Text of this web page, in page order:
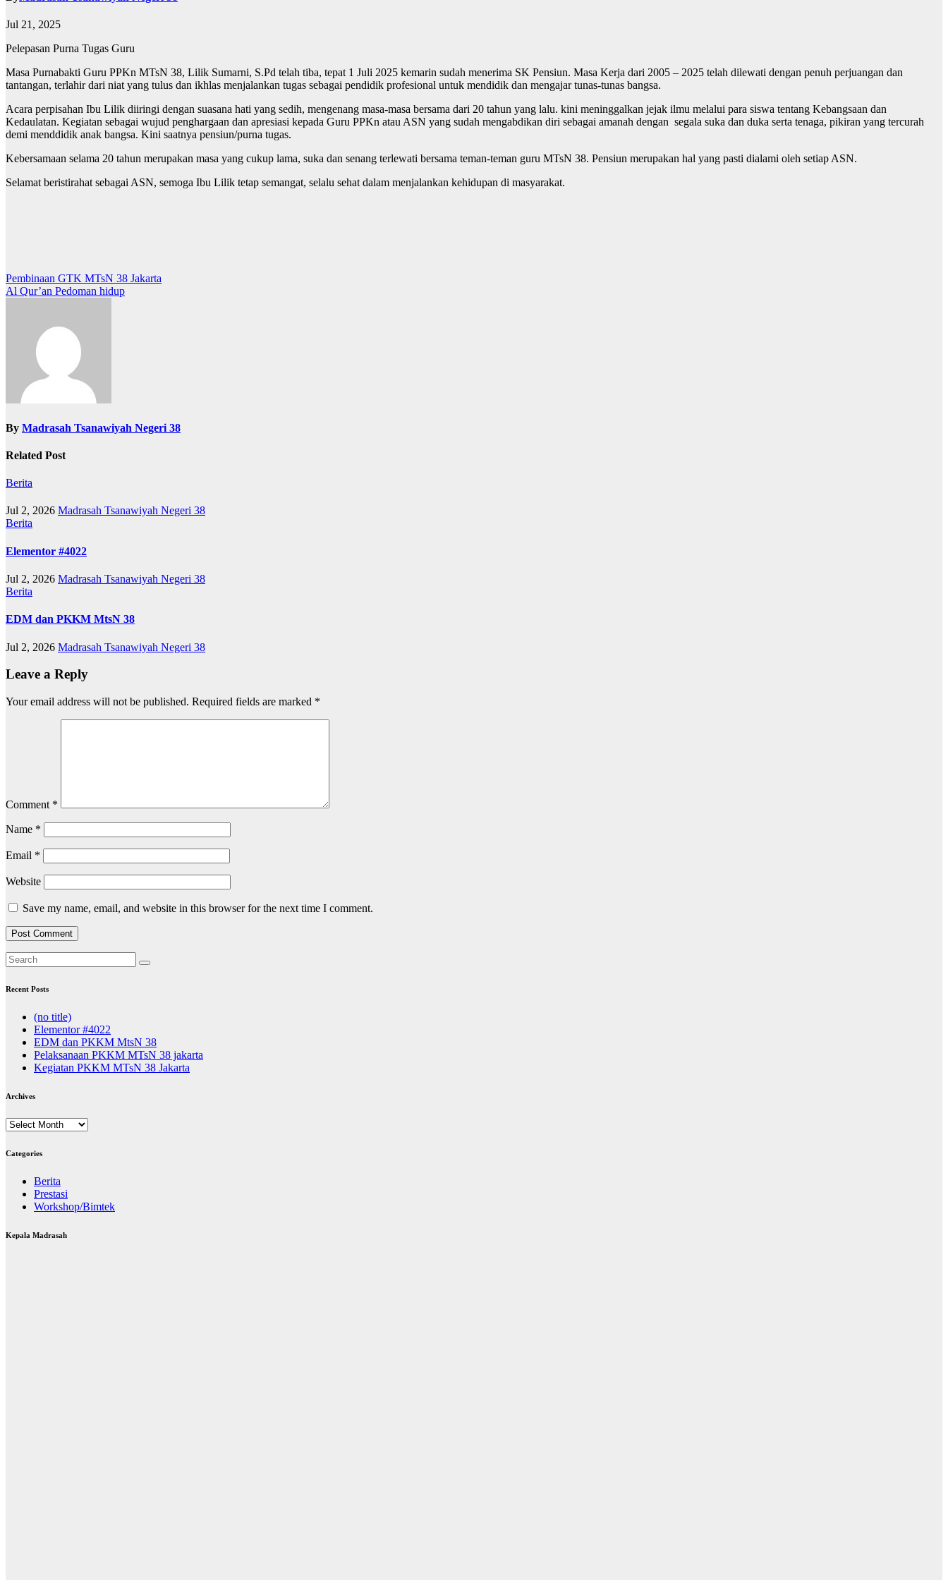
Jul 21, 2025
Pelepasan Purna Tugas Guru
Masa Purnabakti Guru PPKn MTsN 38, Lilik Sumarni, S.Pd telah tiba, tepat 1 Juli 2025 kemarin sudah menerima SK Pensiun. Masa Kerja dari 2005 – 2025 telah dilewati dengan penuh perjuangan dan
tantangan, terlahir dari niat yang tulus dan ikhlas menjalankan tugas sebagai pendidik profesional untuk mendidik dan mengajar tunas-tunas bangsa.
Acara perpisahan Ibu Lilik diiringi dengan suasana hati yang sedih, mengenang masa-masa bersama dari 20 tahun yang lalu. kini meninggalkan jejak ilmu melalui para siswa tentang Kebangsaan dan
Kedaulatan. Kegiatan sebagai wujud penghargaan dan apresiasi kepada Guru PPKn atau ASN yang sudah mengabdikan diri sebagai amanah dengan segala suka dan duka serta tenaga, pikiran yang tercurah
demi menddidik anak bangsa. Kini saatnya pensiun/purna tugas.
Kebersamaan selama 20 tahun merupakan masa yang cukup lama, suka dan senang terlewati bersama teman-teman guru MTsN 38. Pensiun merupakan hal yang pasti dialami oleh setiap ASN.
Selamat beristirahat sebagai ASN, semoga Ibu Lilik tetap semangat, selalu sehat dalam menjalankan kehidupan di masyarakat.
Post
navigation
Pembinaan GTK MTsN 38 Jakarta
Al Qur’an Pedoman hidup
By Madrasah Tsanawiyah Negeri 38
Related Post
Berita
Jul 2, 2026 Madrasah Tsanawiyah Negeri 38
Berita
Elementor #4022
Jul 2, 2026 Madrasah Tsanawiyah Negeri 38
Berita
EDM dan PKKM MtsN 38
Jul 2, 2026 Madrasah Tsanawiyah Negeri 38
Leave a Reply
Your email address will not be published. Required fields are marked *
Comment *
Name *
Email *
Website
Save my name, email, and website in this browser for the next time I comment.
Recent Posts
(no title)
Elementor #4022
EDM dan PKKM MtsN 38
Pelaksanaan PKKM MTsN 38 jakarta
Kegiatan PKKM MTsN 38 Jakarta
Archives
Archives
Categories
Berita
Prestasi
Workshop/Bimtek
Kepala Madrasah